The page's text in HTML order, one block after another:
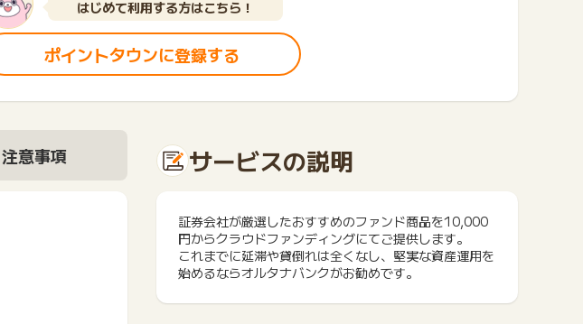
はじめて利用する方はこちら！
ポイントタウンに登録する
注意事項 サービスの説明
証券会社が厳選したおすすめのファンド商品を10,000
円からクラウドファンディングにてご提供します。
これまでに延滞や貸倒れは全くなし、堅実な資産運用を
始めるならオルタナバンクがお勧めです。